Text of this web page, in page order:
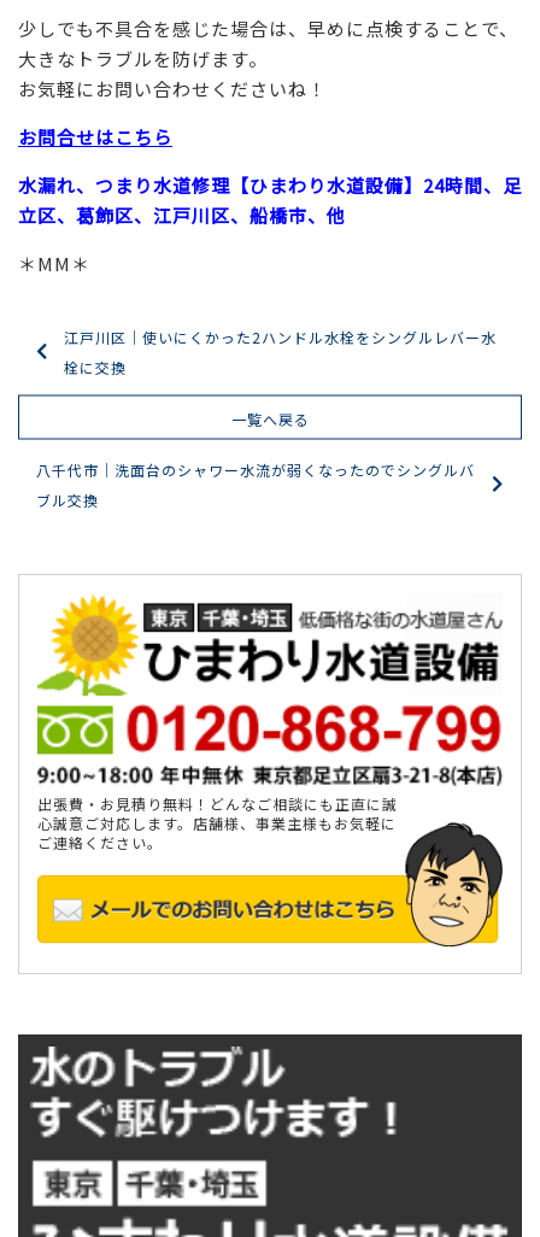
少しでも不具合を感じた場合は、早めに点検することで、
大きなトラブルを防げます。
お気軽にお問い合わせくださいね！
お問合せはこちら
水漏れ、つまり水道修理【ひまわり水道設備】24時間、足
立区、葛飾区、江戸川区、船橋市、他
＊MM＊
江戸川区｜使いにくかった2ハンドル水栓をシングルレバー水
栓に交換
一覧へ戻る
八千代市｜洗面台のシャワー水流が弱くなったのでシングルバ
ブル交換
出張費・お見積り無料！どんなご相談にも正直に誠
心誠意ご対応します。店舗様、事業主様もお気軽に
ご連絡ください。